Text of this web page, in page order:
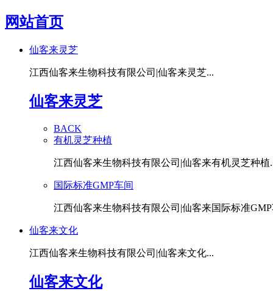
网站首页
仙客来灵芝
江西仙客来生物科技有限公司|仙客来灵芝...
仙客来灵芝
BACK
有机灵芝种植
江西仙客来生物科技有限公司|仙客来有机灵芝种植
国际标准GMP车间
江西仙客来生物科技有限公司|仙客来国际标准GMP
仙客来文化
江西仙客来生物科技有限公司|仙客来文化...
仙客来文化